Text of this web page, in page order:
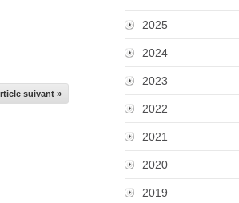
suivant »
2025
2024
2023
2022
2021
2020
2019